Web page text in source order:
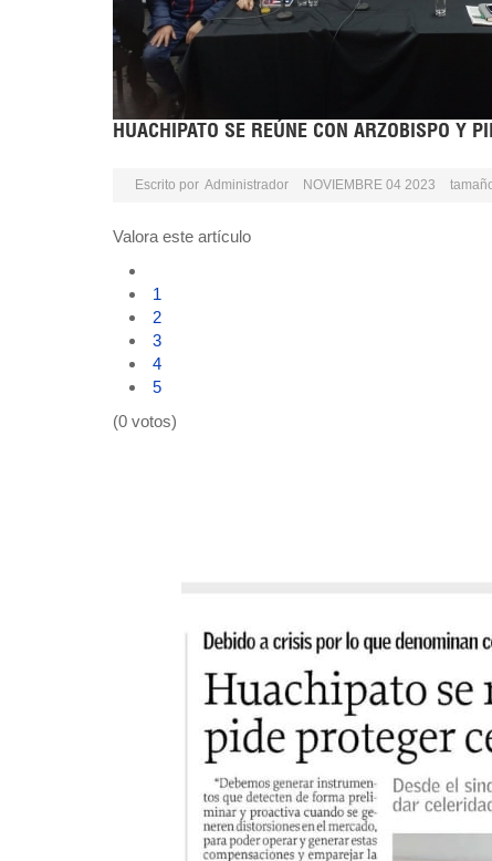
HUACHIPATO SE REÚNE CON ARZOBISPO Y
Escrito por Administrador NOVIEMBRE 04 2023
Valora este artículo
1
2
3
4
5
(0 votos)